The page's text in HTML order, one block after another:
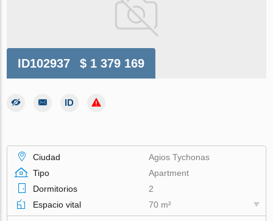
ID102937 $ 1 379 169
Ciudad
Agios Tychonas
Tipo
Apartment
Dormitorios
2
Espacio vital
70 m²